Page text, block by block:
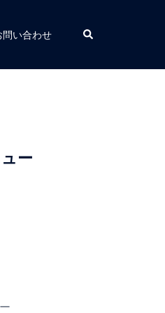
問い合わせ
検
索
ー